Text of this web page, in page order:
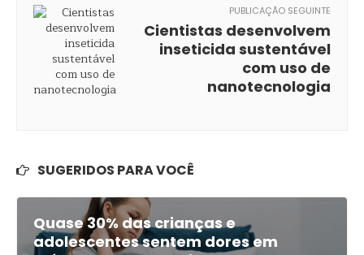
PUBLICAÇÃO SEGUINTE
Cientistas desenvolvem
inseticida sustentável
com uso de
nanotecnologia
SUGERIDOS PARA VOCÊ
Quase 30% das crianças e
adolescentes sentem dores em